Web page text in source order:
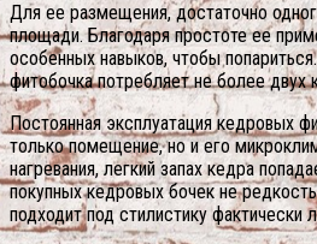
Для ее размещения, достаточно
площади. Благодаря простоте ее
особенных навыков, чтобы
фитобочка потребляет не более двух
Постоянная эксплуатация кедровых
только помещение, но и его
нагревания, легкий запах кедра
покупных кедровых бочек не
подходит под стилистику фактически